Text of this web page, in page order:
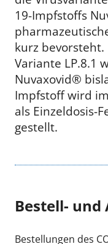
19-Impfstoffs
kurz bevorsteht.
Variante LP.8.1
Nuvaxovid®
Impfstoff wird
als Einzeldosis-
Bestell-
Bestellungen des